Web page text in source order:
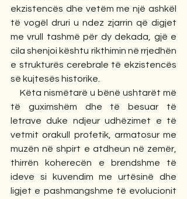
ekzistencës dhe vetëm me një ashkël
të vogël druri u ndez zjarrin që digjet
me vrull tashmë për dy dekada, gjë e
cila shenjoi kështu rikthimin në rrjedhën
e strukturës cerebrale të ekzistencës
së kujtesës historike.
të guximshëm dhe të besuar të
letrave duke ndjeur udhëzimet e të
vetmit orakull profetik, armatosur me
muzën në shpirt e atdheun në zemër,
thirrën koherecën e brendshme të
ideve si kuvendim me urtësinë dhe
ligjet e pashmangshme të evolucionit